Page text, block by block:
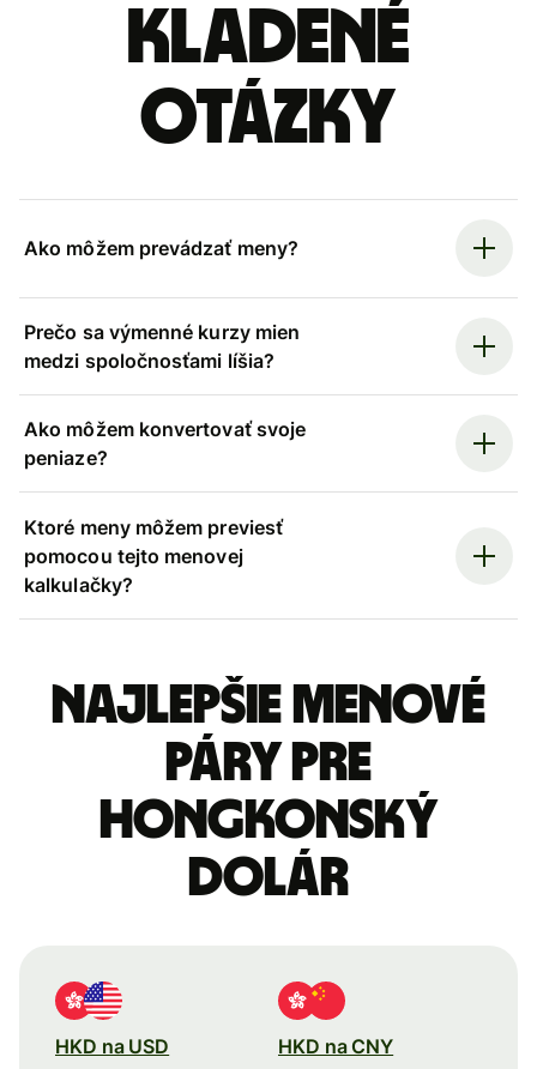
kladené
otázky
Ako môžem prevádzať meny?
Prečo sa výmenné kurzy mien
medzi spoločnosťami líšia?
Ako môžem konvertovať svoje
peniaze?
Ktoré meny môžem previesť
pomocou tejto menovej
kalkulačky?
Najlepšie menové
páry pre
Hongkonský
dolár
HKD na USD HKD na CNY